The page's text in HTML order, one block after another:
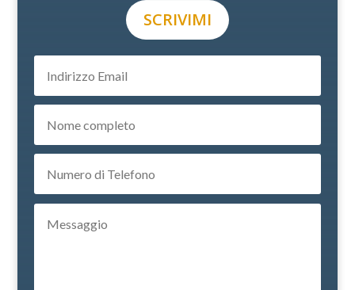
SCRIVIMI